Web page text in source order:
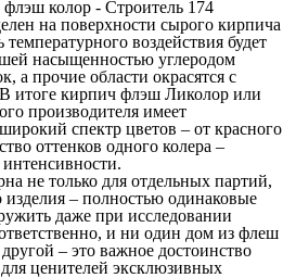
на поверхности сырого кирпича
воздействия будет
насыщенностью углеродом
а прочие области окрасятся с
итоге кирпич флэш Ликолор или
производителя имеет
спектр цветов – от красного
оттенков одного колера –
не только для отдельных партий,
– полностью одинаковые
даже при исследовании
и ни один дом из флеш
– это важное достоинство
ценителей эксклюзивных